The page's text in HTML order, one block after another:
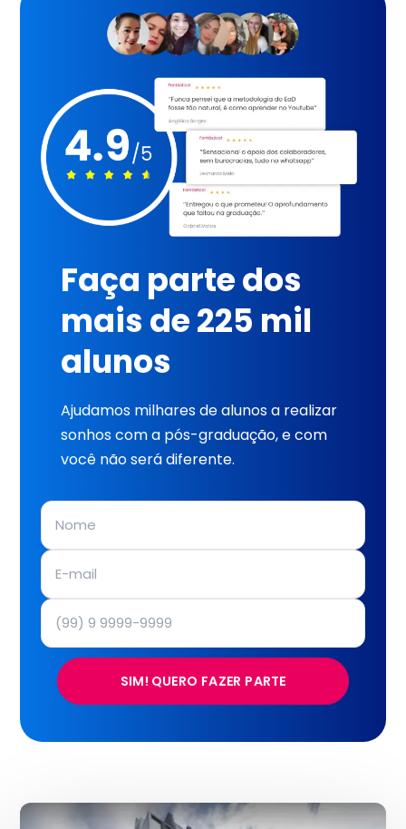
Faça parte dos
mais de 225 mil
alunos
Ajudamos milhares de alunos a realizar
sonhos com a pós-graduação, e com
você não será diferente.
SIM! QUERO FAZER PARTE